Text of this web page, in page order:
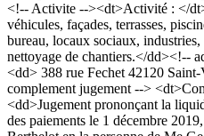
<!-- Activite --><dt>Activité : </
véhicules, façades, terrasses,
bureau, locaux sociaux,
nettoyage de chantiers.</dd><!--
<dd> 388 rue Fechet 42120
complement jugement -->
<dd>Jugement prononçant la
des paiements le 1 décembre